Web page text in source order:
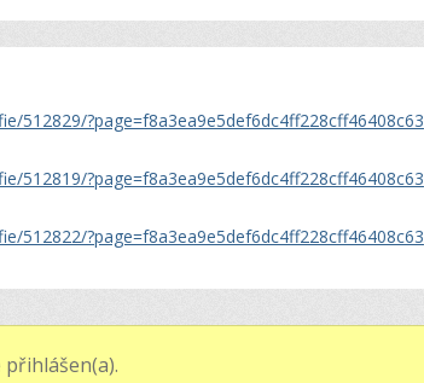
?page=f8a3ea9e5def6dc4ff228cff46408c63
?page=f8a3ea9e5def6dc4ff228cff46408c63
?page=f8a3ea9e5def6dc4ff228cff46408c63